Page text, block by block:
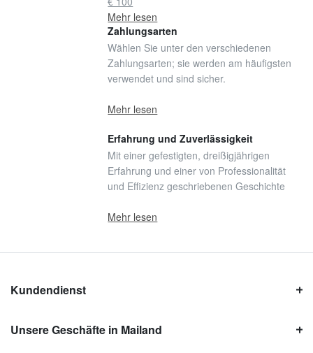
Mehr lesen
Zahlungsarten
Wählen Sie unter den verschiedenen
Zahlungsarten; sie werden am häufigsten
verwendet und sind sicher.
Mehr lesen
Erfahrung und Zuverlässigkeit
Mit einer gefestigten, dreißigjährigen
Erfahrung und einer von Professionalität
und Effizienz geschriebenen Geschichte
Mehr lesen
Kundendienst
Unsere Geschäfte in Mailand